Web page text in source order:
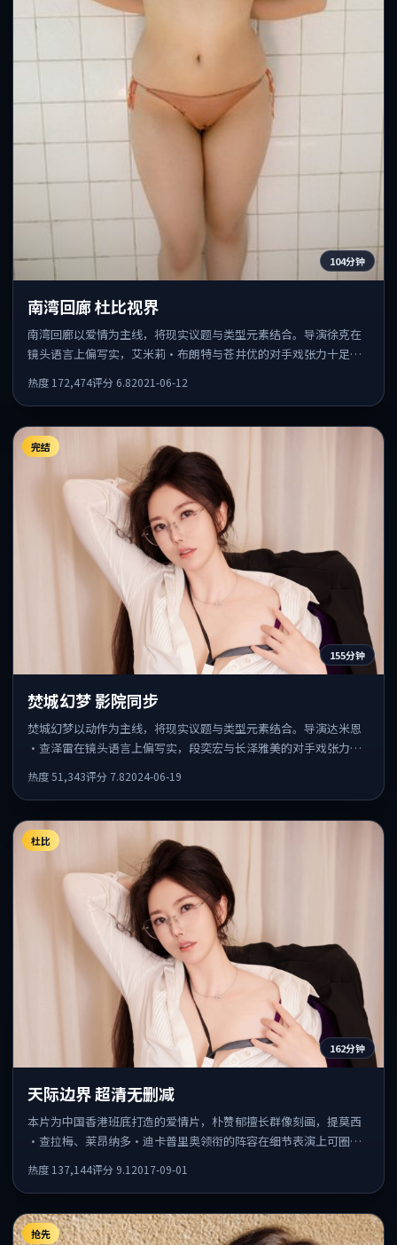
104分钟
南湾回廊 杜比视界
南湾回廊以爱情为主线，将现实议题与类型元素结合。导演徐克在
镜头语言上偏写实，艾米莉·布朗特与苍井优的对手戏张力十足，
热度 172,474评分 6.82021-06-12
完结
155分钟
焚城幻梦 影院同步
焚城幻梦以动作为主线，将现实议题与类型元素结合。导演达米恩
·查泽雷在镜头语言上偏写实，段奕宏与长泽雅美的对手戏张力十
热度51,343评分 7.82024-06-19
杜比
162分钟
天际边界 超清无删减
本片为中国香港班底打造的爱情片，朴赞郁擅长群像刻画，提莫西
·查拉梅、莱昂纳多·迪卡普里奥领衔的阵容在细节表演上可圈可
热度 137,144评分 9.12017-09-01
抢先